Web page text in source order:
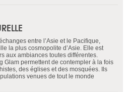
entre l’Asie et le Pacifique,
la plus cosmopolite d’Asie. Elle est
aux ambiances toutes différentes.
Glam permettent de contempler à la fois
des églises et des mosquées. Ils
venues de tout le monde